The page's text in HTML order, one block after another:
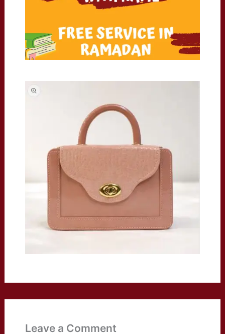
Leave a Comment